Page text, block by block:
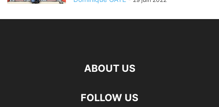
ABOUT US
FOLLOW US